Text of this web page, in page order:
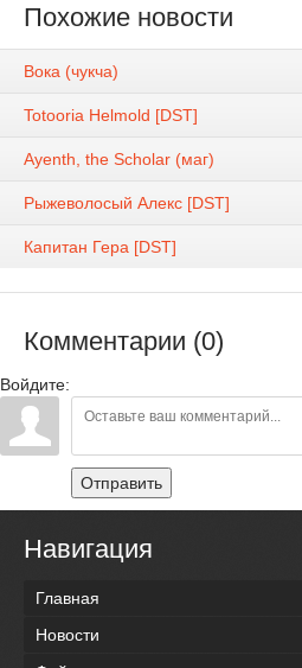
Похожие новости
Вока (чукча)
Totooria Helmold [DST]
Ayenth, the Scholar (маг)
Рыжеволосый Алекс [DST]
Капитан Гера [DST]
Комментарии (0)
Войдите:
Отправить
Навигация
Главная
Новости